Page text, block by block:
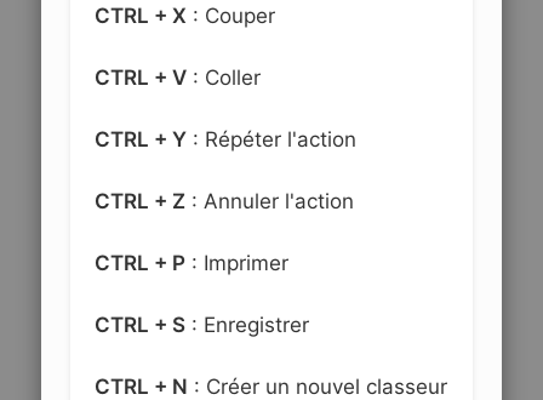
CTRL + X : Couper
CTRL + V : Coller
CTRL + Y : Répéter l'action
CTRL + Z : Annuler l'action
CTRL + P : Imprimer
CTRL + S : Enregistrer
CTRL + N : Créer un nouvel classeur